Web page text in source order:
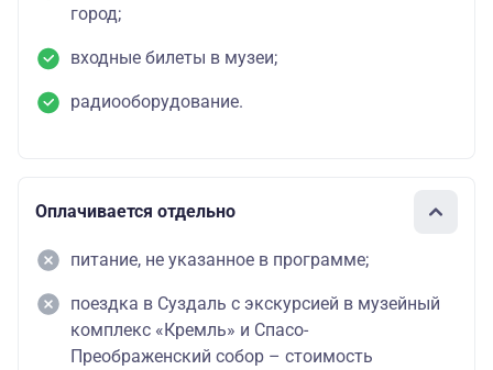
город;
входные билеты в музеи;
радиооборудование.
Оплачивается отдельно
питание, не указанное в программе;
поездка в Суздаль с экскурсией в музейный
комплекс «Кремль» и Спасо-
Преображенский собор – стоимость